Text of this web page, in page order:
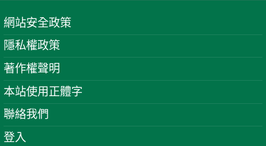
網站安全政策
隱私權政策
著作權聲明
本站使用正體字
聯絡我們
登入